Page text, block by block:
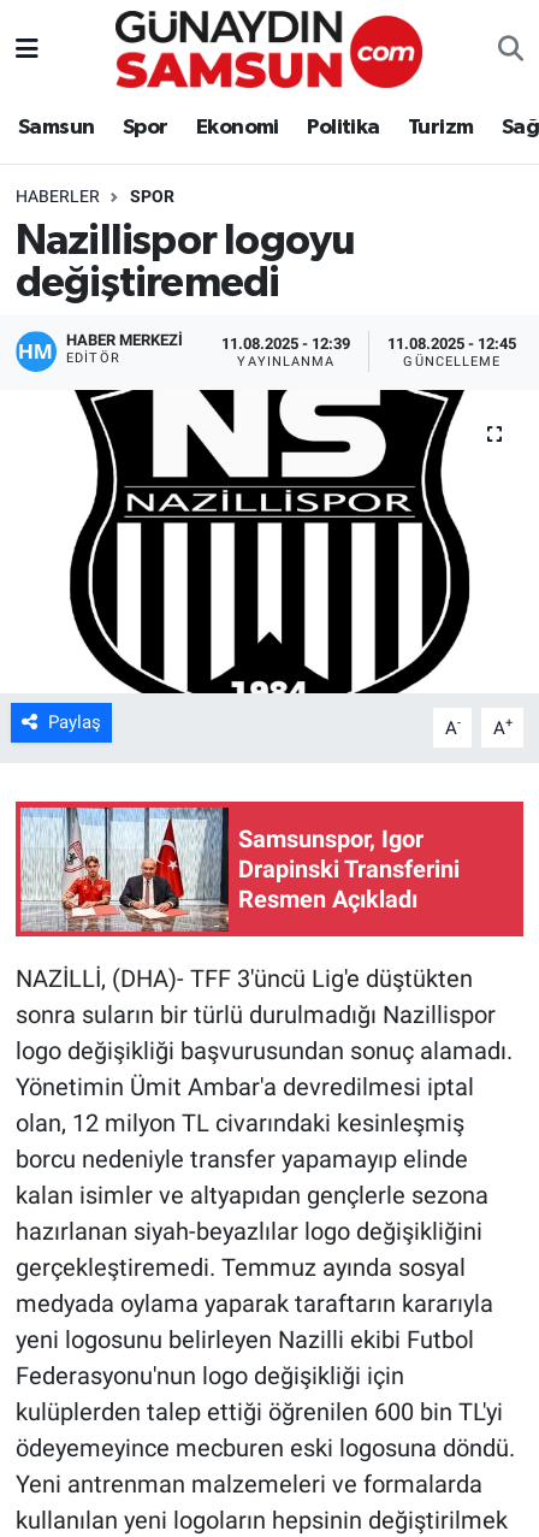
Samsun Spor Ekonomi Politika Turizm
HABERLER SPOR
Nazillispor logoyu
değiştiremedi
HABER MERKEZİ
EDITÖR
11.08.2025 - 12:39
YAYINLANMA
11.08.2025 - 12:45
GÜNCELLEME
Paylaş A- A+
Samsunspor, Igor
Drapinski Transferini
Resmen Açıkladı
NAZİLLİ, (DHA)- TFF 3'üncü Lig'e düştükten
sonra suların bir türlü durulmadığı Nazillispor
logo değişikliği başvurusundan sonuç alamadı.
Yönetimin Ümit Ambar'a devredilmesi iptal
olan, 12 milyon TL civarındaki kesinleşmiş
borcu nedeniyle transfer yapamayıp elinde
kalan isimler ve altyapıdan gençlerle sezona
hazırlanan siyah-beyazlılar logo değişikliğini
gerçekleştiremedi. Temmuz ayında sosyal
medyada oylama yaparak taraftarın kararıyla
yeni logosunu belirleyen Nazilli ekibi Futbol
Federasyonu'nun logo değişikliği için
kulüplerden talep ettiği öğrenilen 600 bin TL'yi
ödeyemeyince mecburen eski logosuna döndü.
Yeni antrenman malzemeleri ve formalarda
kullanılan yeni logoların hepsinin değiştirilmek
Samsun
Politika
Turizm
Sağlık
Eğitim
Yaşam
Kültür Sanat
Bilim ve Teknoloji
Genel
Nöbetçi Eczaneler
Süper Lig Puan Durumu ve Fikstür
Tüm Manşetler
Son Dakika Haberleri
Haber Arşivi